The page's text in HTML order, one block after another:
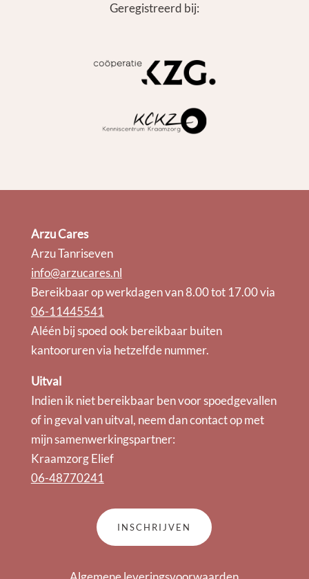
Geregistreerd bij:
Arzu Cares
Arzu Tanriseven
info@arzucares.nl
Bereikbaar op werkdagen van 8.00 tot 17.00 via
06-11445541
Aléén bij spoed ook bereikbaar buiten
kantooruren via hetzelfde nummer.
Uitval
Indien ik niet bereikbaar ben voor spoedgevallen
of in geval van uitval, neem dan contact op met
mijn samenwerkingspartner:
Kraamzorg Elief
06-48770241
INSCHRIJVEN